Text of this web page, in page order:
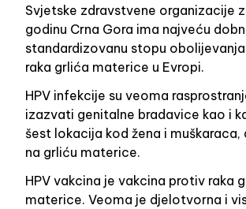
Svjetske zdravstvene organizacije
godinu Crna Gora ima najveću
standardizovanu stopu
raka grlića materice u Evropi.
HPV infekcije su veoma
izazvati genitalne bradavice kao i
šest lokacija kod žena i muškaraca,
na grliću materice.
HPV vakcina je vakcina protiv raka
materice. Veoma je djelotvorna i